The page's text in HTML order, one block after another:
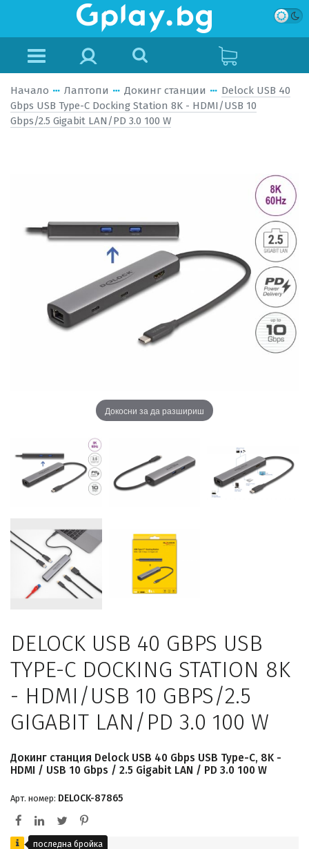
Начало Лаптопи Докинг станции
Delock USB 40
Gbps USB Type-C Docking Station 8K - HDMI/USB 10
Gbps/2.5 Gigabit LAN/PD 3.0 100 W
Докосни за да разшириш
DELOCK USB 40 GBPS USB
TYPE-C DOCKING STATION 8K
- HDMI/USB 10 GBPS/2.5
GIGABIT LAN/PD 3.0 100 W
Докинг станция Delock USB 40 Gbps USB Type-C, 8K -
HDMI / USB 10 Gbps / 2.5 Gigabit LAN / PD 3.0 100 W
Арт. номер: DELOCK-87865
последна бройка